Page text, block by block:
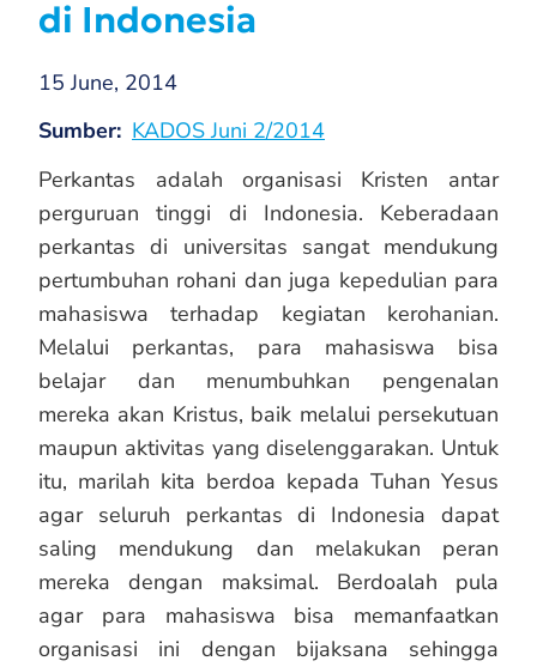
di Indonesia
15 June, 2014
Sumber KADOS Juni 2/2014
Perkantas adalah organisasi Kristen antar
perguruan tinggi di Indonesia. Keberadaan
perkantas di universitas sangat mendukung
pertumbuhan rohani dan juga kepedulian para
mahasiswa terhadap kegiatan kerohanian.
Melalui perkantas, para mahasiswa bisa
belajar dan menumbuhkan pengenalan
mereka akan Kristus, baik melalui persekutuan
maupun aktivitas yang diselenggarakan. Untuk
itu, marilah kita berdoa kepada Tuhan Yesus
agar seluruh perkantas di Indonesia dapat
saling mendukung dan melakukan peran
mereka dengan maksimal. Berdoalah pula
agar para mahasiswa bisa memanfaatkan
organisasi ini dengan bijaksana sehingga